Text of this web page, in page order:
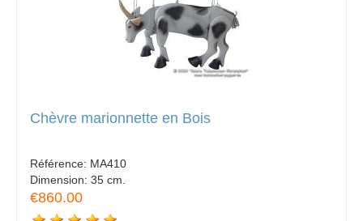
Chèvre marionnette en Bois
Référence: MA410
Dimension: 35 cm.
€860.00